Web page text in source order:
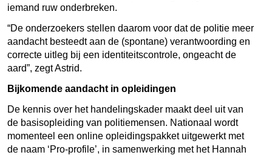
iemand ruw onderbreken.
“De onderzoekers stellen daarom voor dat de politie meer
aandacht besteedt aan de (spontane) verantwoording en
correcte uitleg bij een identiteitscontrole, ongeacht de
aard”, zegt Astrid.
Bijkomende aandacht in opleidingen
De kennis over het handelingskader maakt deel uit van
de basisopleiding van politiemensen. Nationaal wordt
momenteel een online opleidingspakket uitgewerkt met
de naam ‘Pro-profile’, in samenwerking met het Hannah